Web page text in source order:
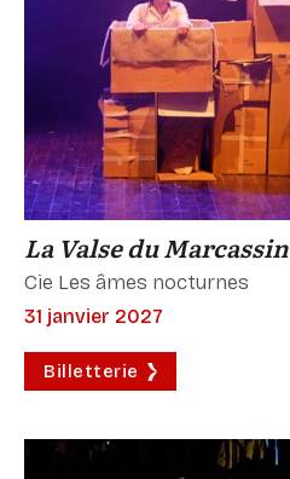
La Valse du Marcassin
Cie Les âmes nocturnes
31 janvier 2027
Billetterie